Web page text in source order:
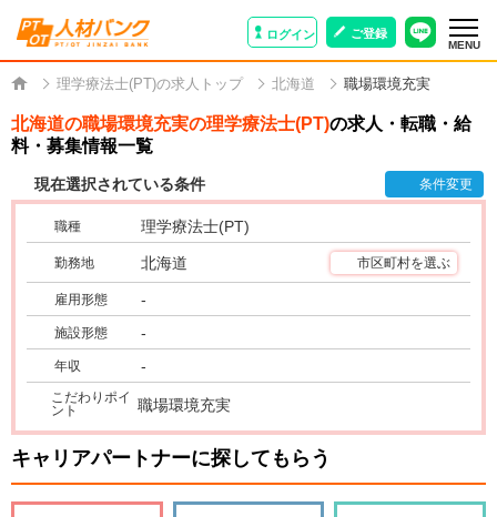
ログイン ご登録
MENU
理学療法士(PT)の求人トップ 北海道 職場環境充実
北海道の職場環境充実の理学療法士(PT)の求人・転職・給
料・募集情報一覧
現在選択されている条件 条件変更
職種 理学療法士(PT)
勤務地 北海道 市区町村を選ぶ
雇用形態 -
施設形態 -
年収 -
こだわりポイ
ント
職場環境充実
キャリアパートナーに探してもらう